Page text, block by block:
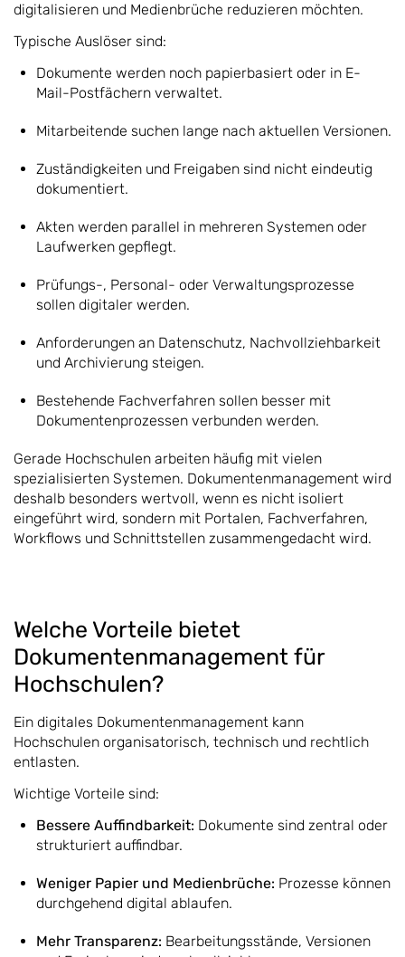
digitalisieren und Medienbrüche reduzieren möchten.
Typische Auslöser sind:
Dokumente werden noch papierbasiert oder in E-
Mail-Postfächern verwaltet.
Mitarbeitende suchen lange nach aktuellen Versionen.
Zuständigkeiten und Freigaben sind nicht eindeutig
dokumentiert.
Akten werden parallel in mehreren Systemen oder
Laufwerken gepflegt.
Prüfungs-, Personal- oder Verwaltungsprozesse
sollen digitaler werden.
Anforderungen an Datenschutz, Nachvollziehbarkeit
und Archivierung steigen.
Bestehende Fachverfahren sollen besser mit
Dokumentenprozessen verbunden werden.
Gerade Hochschulen arbeiten häufig mit vielen
spezialisierten Systemen. Dokumentenmanagement wird
deshalb besonders wertvoll, wenn es nicht isoliert
eingeführt wird, sondern mit Portalen, Fachverfahren,
Workflows und Schnittstellen zusammengedacht wird.
Welche Vorteile bietet
Dokumentenmanagement für
Hochschulen?
Ein digitales Dokumentenmanagement kann
Hochschulen organisatorisch, technisch und rechtlich
entlasten.
Wichtige Vorteile sind:
Bessere Auffindbarkeit: Dokumente sind zentral oder
strukturiert auffindbar.
Weniger Papier und Medienbrüche: Prozesse können
durchgehend digital ablaufen.
Mehr Transparenz: Bearbeitungsstände, Versionen